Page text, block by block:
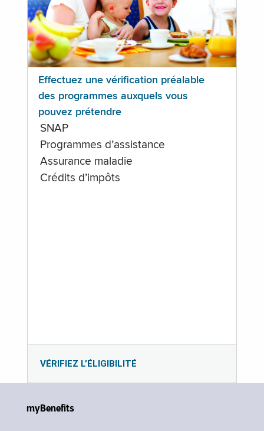
Effectuez une vérification préalable
des programmes auxquels vous
pouvez prétendre
SNAP
Programmes d’assistance
Assurance maladie
Crédits d’impôts
VÉRIFIEZ L’ÉLIGIBILITÉ
myBenefits